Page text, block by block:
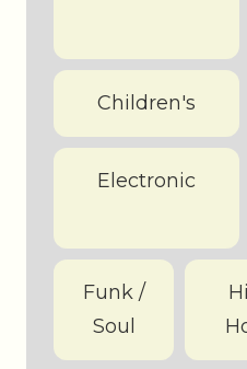
Children's
Electronic
Funk /
Soul